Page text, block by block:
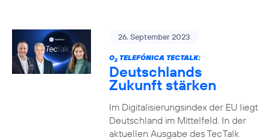
26. September 2023
O2TELEFÓNICA TECTALK:
Deutschlands
Zukunft stärken
Im Digitalisierungsindex der EU liegt
Deutschland im Mittelfeld. In der
aktuellen Ausgabe des TecTalk